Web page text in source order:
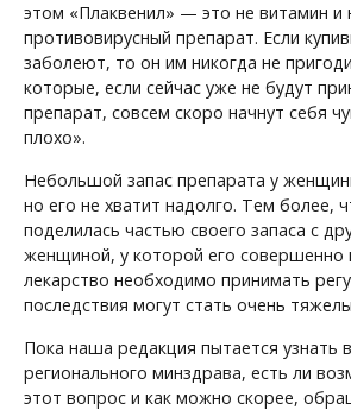
этом «Плаквенил» — это не витамин и
противовирусный препарат. Если
заболеют, то он им никогда не
которые, если сейчас уже не будут
препарат, совсем скоро начнут себя
плохо».
Небольшой запас препарата у
но его не хватит надолго. Тем более,
поделилась частью своего запаса с
женщиной, у которой его совершенно
лекарство необходимо принимать
последствия могут стать очень
Пока наша редакция пытается узнать
регионального минздрава, есть ли
этот вопрос и как можно скорее,